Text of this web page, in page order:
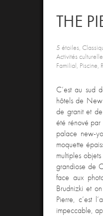
THE
5 étoiles,
Activités
Familial, Piscine,
C’est au sud
hôtels de
de granit et
été rénové par
palace new-
moquette
multiples
grandiose de
face aux
Brudnizki et
Pierre, c’est
impeccable,